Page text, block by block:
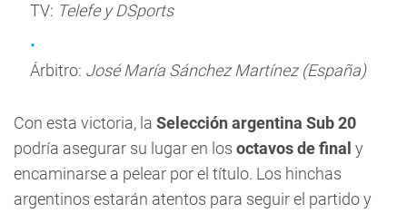
TV: Telefe y DSports
Árbitro: José María Sánchez Martínez (España)
Con esta victoria, la Selección argentina Sub 20
podría asegurar su lugar en los octavos de final y
encaminarse a pelear por el título. Los hinchas
argentinos estarán atentos para seguir el partido y